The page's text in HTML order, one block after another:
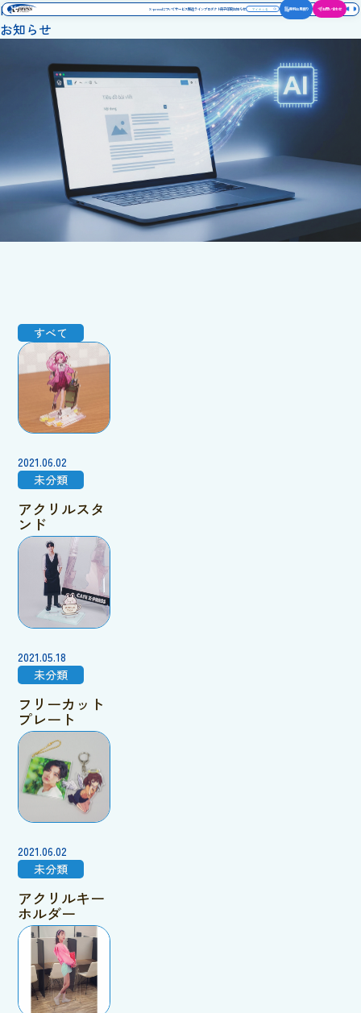
X-pressについてサービス製造ラインプロダクト冊子印刷お知らせ 無料お見積り お問い合わせ
News
お知らせ
すべて
2021.06.02
未分類
アクリルスタ
ンド
2021.05.18
未分類
フリーカット
プレート
2021.06.02
未分類
アクリルキー
ホルダー